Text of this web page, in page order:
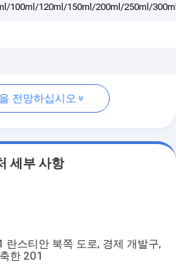
100ml/120ml/150ml/200ml/250ml/
전망하십시오
세부 사항
란스티안 북쪽 도로, 경제 개발구,
한 201